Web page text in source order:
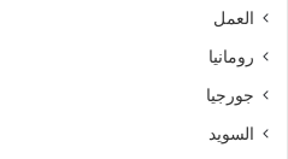
العمل
رومانيا
جورجيا
السويد